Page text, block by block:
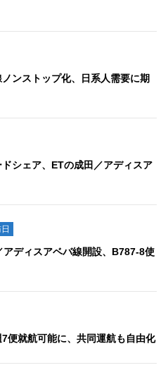
ンストップ化、日系人需要に期
シェア、ETの成田／アディスア
ディスアベバ線開設、B787-8使
便就航可能に、共同運航も自由化